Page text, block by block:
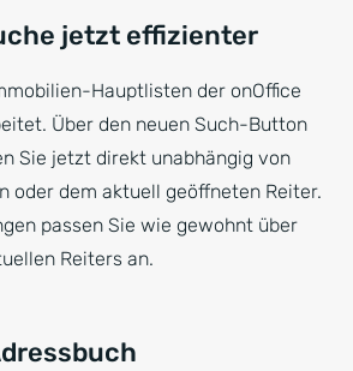
jetzt effizienter
Hauptlisten der onOffice
Über den neuen Such-Button
Sie jetzt direkt unabhängig von
oder dem aktuell geöffneten Reiter.
passen Sie wie gewohnt über
Reiters an.